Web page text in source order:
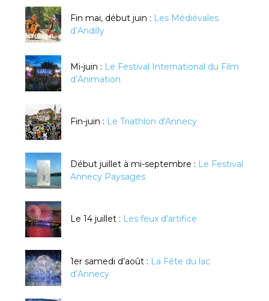
Fin mai, début juin : Les Médiévales
d’Andilly
Mi-juin : Le Festival International du Film
d’Animation
Fin-juin : Le Triathlon d'Annecy
Début juillet à mi-septembre : Le Festival
Annecy Paysages
Le 14 juillet : Les feux d’artifice
1er samedi d’août : La Fête du lac
d’Annecy